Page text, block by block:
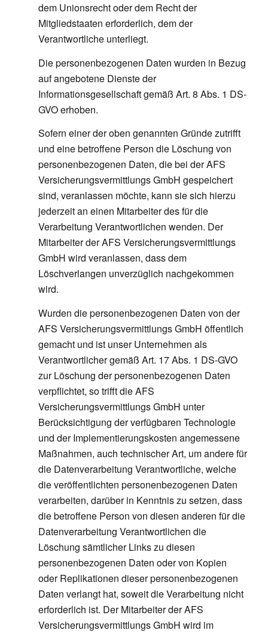
dem Unionsrecht oder dem Recht der
Mitgliedstaaten erforderlich, dem der
Verantwortliche unterliegt.
Die personenbezogenen Daten wurden in Bezug
auf angebotene Dienste der
Informationsgesellschaft gemäß Art. 8 Abs. 1 DS-
GVO erhoben.
Sofern einer der oben genannten Gründe zutrifft
und eine betroffene Person die Löschung von
personenbezogenen Daten, die bei der AFS
Versicherungsvermittlungs GmbH gespeichert
sind, veranlassen möchte, kann sie sich hierzu
jederzeit an einen Mitarbeiter des für die
Verarbeitung Verantwortlichen wenden. Der
Mitarbeiter der AFS Versicherungsvermittlungs
GmbH wird veranlassen, dass dem
Löschverlangen unverzüglich nachgekommen
wird.
Wurden die personenbezogenen Daten von der
AFS Versicherungsvermittlungs GmbH öffentlich
gemacht und ist unser Unternehmen als
Verantwortlicher gemäß Art. 17 Abs. 1 DS-GVO
zur Löschung der personenbezogenen Daten
verpflichtet, so trifft die AFS
Versicherungsvermittlungs GmbH unter
Berücksichtigung der verfügbaren Technologie
und der Implementierungskosten angemessene
Maßnahmen, auch technischer Art, um andere für
die Datenverarbeitung Verantwortliche, welche
die veröffentlichten personenbezogenen Daten
verarbeiten, darüber in Kenntnis zu setzen, dass
die betroffene Person von diesen anderen für die
Datenverarbeitung Verantwortlichen die
Löschung sämtlicher Links zu diesen
personenbezogenen Daten oder von Kopien
oder Replikationen dieser personenbezogenen
Daten verlangt hat, soweit die Verarbeitung nicht
erforderlich ist. Der Mitarbeiter der AFS
Versicherungsvermittlungs GmbH wird im